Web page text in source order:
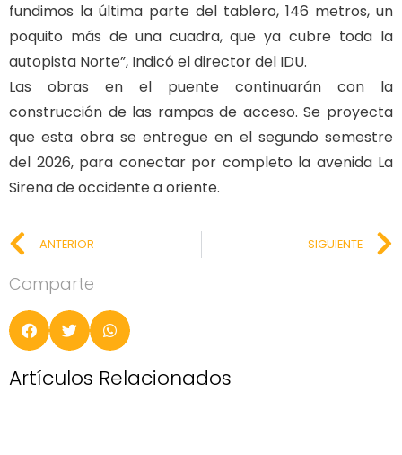
fundimos la última parte del tablero, 146 metros, un
poquito más de una cuadra, que ya cubre toda la
autopista Norte”, Indicó el director del IDU.
Las obras en el puente continuarán con la
construcción de las rampas de acceso. Se proyecta
que esta obra se entregue en el segundo semestre
del 2026, para conectar por completo la avenida La
Sirena de occidente a oriente.
ANTERIOR SIGUIENTE
Comparte
Artículos Relacionados